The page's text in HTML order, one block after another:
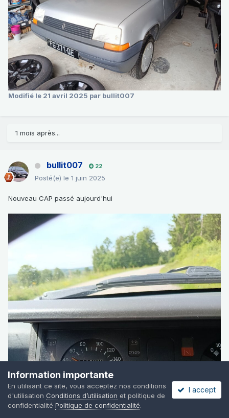
Modifié le 21 avril 2025 par bullit007
1 mois après...
bullit007 22
Posté(e) le 1 juin 2025
Nouveau CAP passé aujourd'hui
Information importante
En utilisant ce site, vous acceptez nos conditions
d'utilisation Conditions d’utilisation et politique de
confidentialité Politique de confidentialité.
I accept